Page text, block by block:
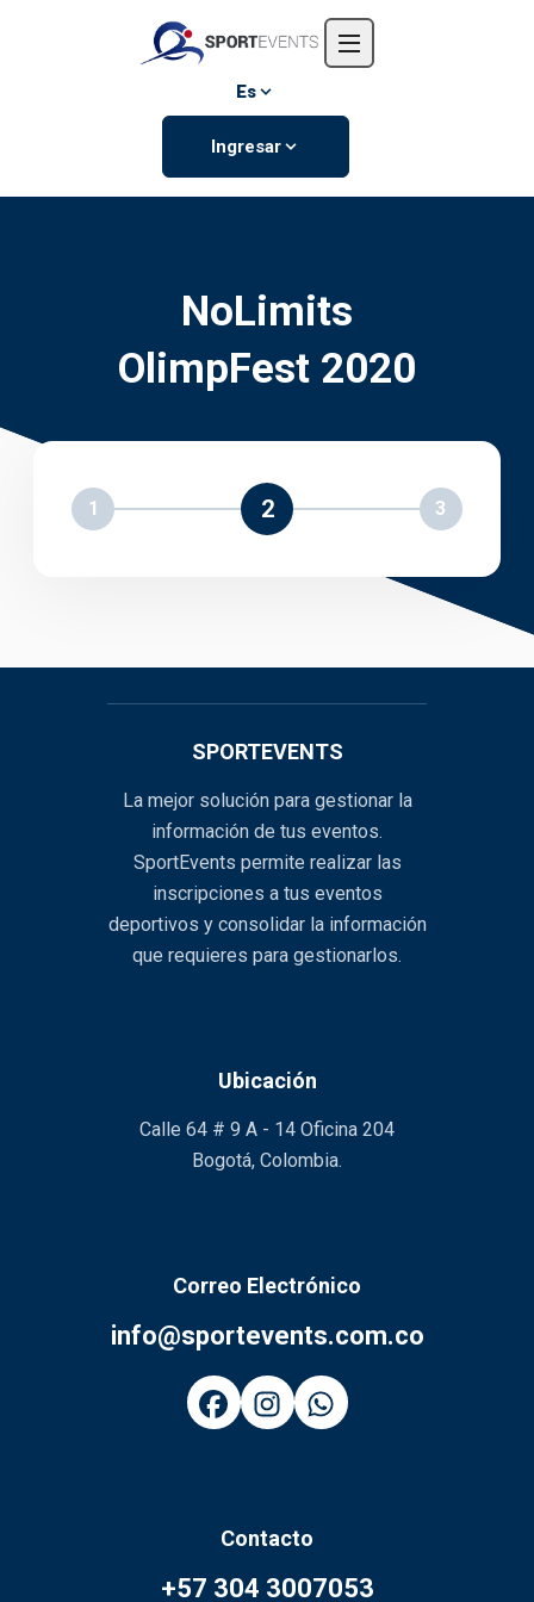
Eventos
Es
Ingresar
NoLimits
OlimpFest 2020
1 2 3
SPORTEVENTS
La mejor solución para gestionar la
información de tus eventos.
SportEvents permite realizar las
inscripciones a tus eventos
deportivos y consolidar la información
que requieres para gestionarlos.
Ubicación
Calle 64 # 9 A - 14 Oficina 204
Bogotá, Colombia.
Correo Electrónico
info@sportevents.com.co
Contacto
+57 304 3007053